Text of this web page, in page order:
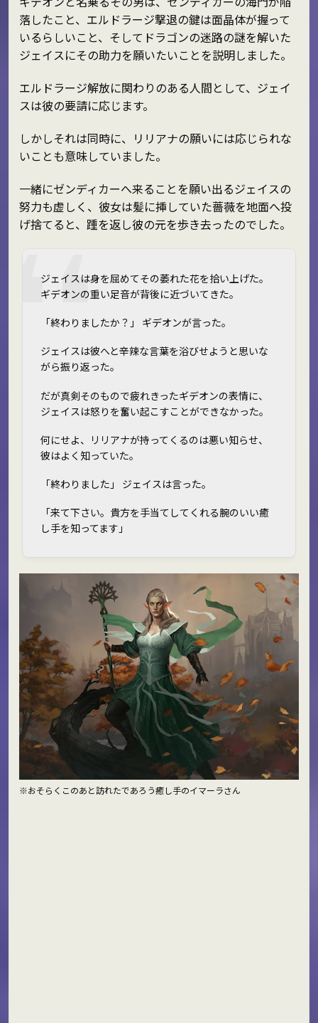
落したこと、エルドラージ撃退の鍵は面晶体が握って
いるらしいこと、そしてドラゴンの迷路の謎を解いた
ジェイスにその助力を願いたいことを説明しました。
エルドラージ解放に関わりのある人間として、ジェイ
スは彼の要請に応じます。
しかしそれは同時に、リリアナの願いには応じられな
いことも意味していました。
一緒にゼンディカーへ来ることを願い出るジェイスの
努力も虚しく、彼女は髪に挿していた薔薇を地面へ投
げ捨てると、踵を返し彼の元を歩き去ったのでした。
ジェイスは身を屈めてその萎れた花を拾い上げた。
ギデオンの重い足音が背後に近づいてきた。
「終わりましたか？」 ギデオンが言った。
ジェイスは彼へと辛辣な言葉を浴びせようと思いな
がら振り返った。
だが真剣そのもので疲れきったギデオンの表情に、
ジェイスは怒りを奮い起こすことができなかった。
何にせよ、リリアナが持ってくるのは悪い知らせ、
彼はよく知っていた。
「終わりました」 ジェイスは言った。
「来て下さい。貴方を手当てしてくれる腕のいい癒
し手を知ってます」
※おそらくこのあと訪れたであろう癒し手のイマーラさん